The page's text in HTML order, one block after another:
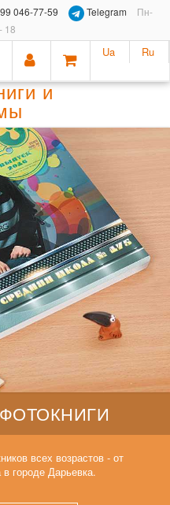
046-77-59 Telegram
Пн-
18
Ua Ru
и
всех возрастов - от
в городе Дарьевка.